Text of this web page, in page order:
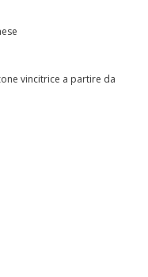
vincitrice a partire da